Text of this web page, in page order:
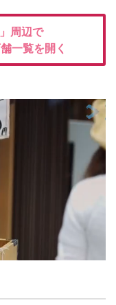
」周辺で
一覧を開く